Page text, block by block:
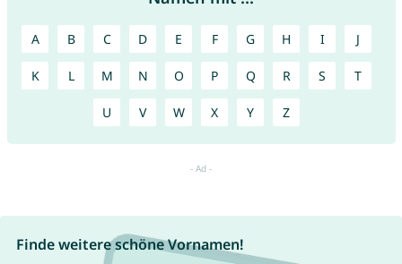
A B C D E F G H I J
K L M N O P Q R S T
U V W X Y Z
Finde weitere schöne Vornamen!